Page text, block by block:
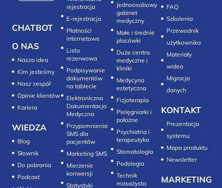
CHATBOT
O NAS
Nasza idea
Kim jesteśmy
Nasz zespół
Opinie klientów
Kariera
WIEDZA
Blog
Słownik
Do pobrania
Podcast
rejestracja
E-rejestracja
Płatności
internetowe
Lista
rezerwowa
Podpisywanie
dokumentów
na tablecie
Elektroniczna
Dokumentacja
Medyczna
Przypomnienia
SMS dla
pacjentów
Marketing SMS
Mierzenie
konwersji‎
Statystyki
Jednoosobowy
gabinet
medyczny
Małe i średnie
placówki
Duże centra
medyczne i
kliniki
Medycyna
estetyczna
Fizjoterapia
Pielęgniarki i
położne
Psychiatria i
terapeutyka
Stomatologia
Technik
masażysta
FAQ
Szkolenia
Przewodnik
użytkownika
Materiały
wideo
Migracja
danych
KONTAKT
Prezentacja
systemu
Mapa produktu
Newsletter
MARKETING